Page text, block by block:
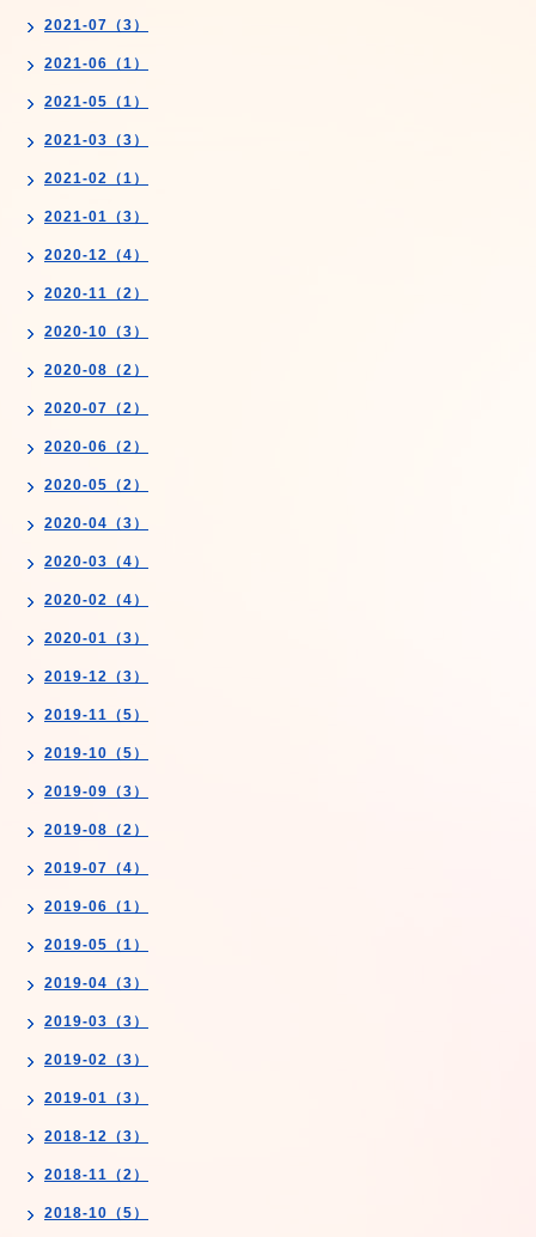
2021-07（3）
2021-06（1）
2021-05（1）
2021-03（3）
2021-02（1）
2021-01（3）
2020-12（4）
2020-11（2）
2020-10（3）
2020-08（2）
2020-07（2）
2020-06（2）
2020-05（2）
2020-04（3）
2020-03（4）
2020-02（4）
2020-01（3）
2019-12（3）
2019-11（5）
2019-10（5）
2019-09（3）
2019-08（2）
2019-07（4）
2019-06（1）
2019-05（1）
2019-04（3）
2019-03（3）
2019-02（3）
2019-01（3）
2018-12（3）
2018-11（2）
2018-10（5）